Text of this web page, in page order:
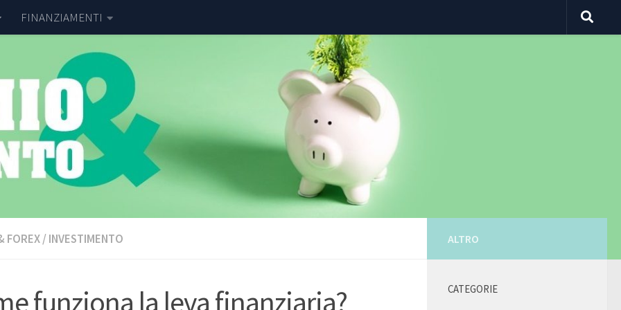
FINANZIAMENTI
FOREX/INVESTIMENTO
funziona la leva finanziaria?
ALTRO
CATEGORIE